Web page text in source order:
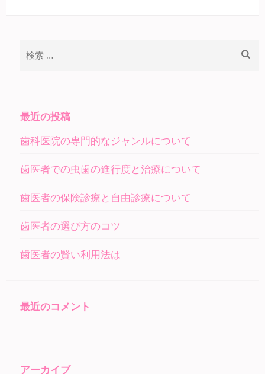
最近の投稿
歯科医院の専門的なジャンルについて
歯医者での虫歯の進行度と治療について
歯医者の保険診療と自由診療について
歯医者の選び方のコツ
歯医者の賢い利用法は
最近のコメント
アーカイブ